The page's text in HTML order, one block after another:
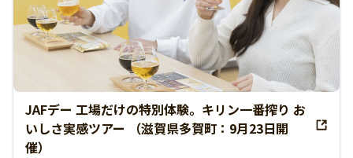
JAFデー 工場だけの特別体験。キリン一番搾り お
いしさ実感ツアー （滋賀県多賀町：9月23日開
催）